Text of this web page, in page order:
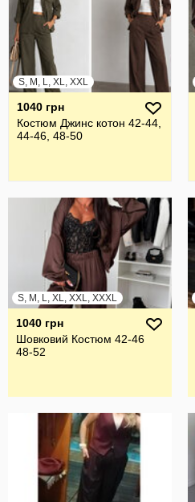
S, M, L, XL, XXL
1040 грн
Костюм Джинс котон 42-44,
44-46, 48-50
S, M, L, XL, XXL, XXXL
1040 грн
Шовковий Костюм 42-46
48-52